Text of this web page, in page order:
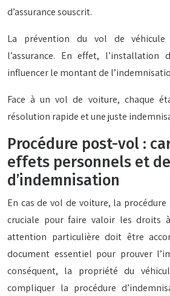
d’assurance souscrit.
La prévention du vol de véhicule
l’assurance. En effet, l’installation
influencer le montant de
Face à un vol de voiture, chaque
résolution rapide et une juste
Procédure post-vol :
effets personnels et
d’indemnisation
En cas de vol de voiture, la
cruciale pour faire valoir les droits
attention particulière doit être
document essentiel pour prouver
conséquent, la propriété du
compliquer la procédure